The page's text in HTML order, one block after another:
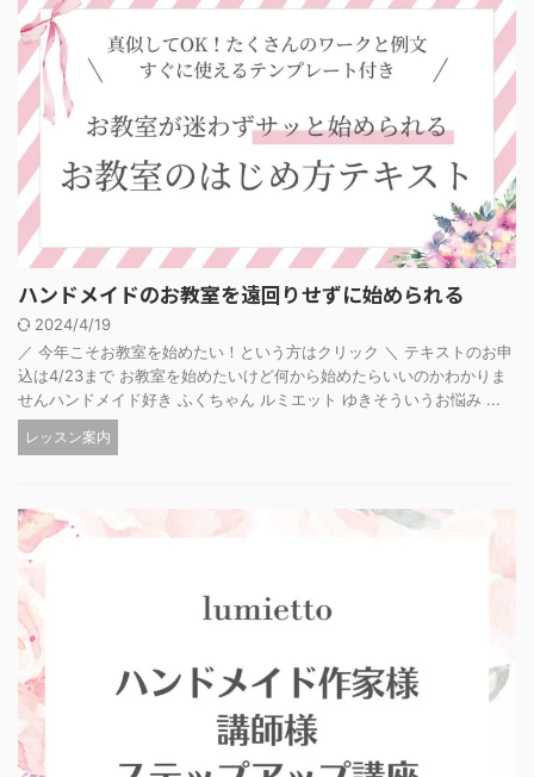
ハンドメイドのお教室を遠回りせずに始められる
2024/4/19
／ 今年こそお教室を始めたい！という方はクリック ＼ テキストのお申
込は4/23まで お教室を始めたいけど何から始めたらいいのかわかりま
せんハンドメイド好き ふくちゃん ルミエット ゆきそういうお悩み ...
レッスン案内